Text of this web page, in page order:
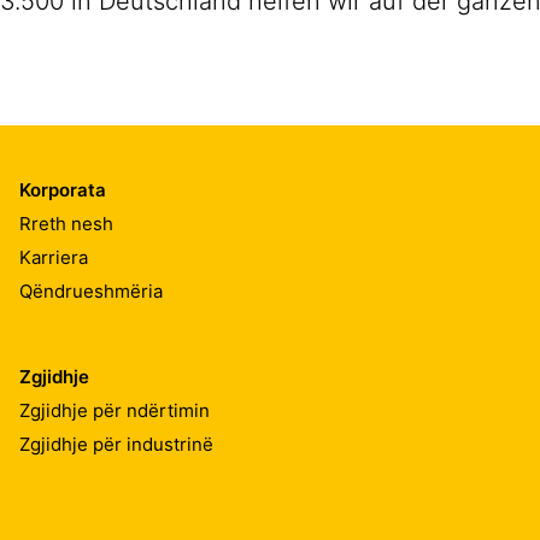
Korporata
Rreth nesh
Karriera
Qëndrueshmëria
Zgjidhje
Zgjidhje për ndërtimin
Zgjidhje për industrinë